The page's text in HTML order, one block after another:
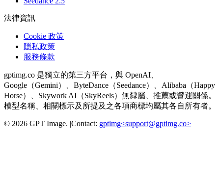
法律資訊
Cookie 政策
隱私政策
服務條款
gptimg.co 是獨立的第三方平台，與 OpenAI、
Google（Gemini）、ByteDance（Seedance）、Alibaba（Happy
Horse）、Skywork AI（SkyReels）無隸屬、推薦或營運關係。
模型名稱、相關標示及所提及之各項商標均屬其各自所有者。
© 2026 GPT Image. |Contact: gptimg<support@gptimg.co>